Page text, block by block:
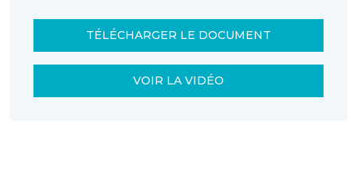
TÉLÉCHARGER LE DOCUMENT
VOIR LA VIDÉO